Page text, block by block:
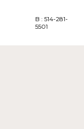
B : 514-281-
5501